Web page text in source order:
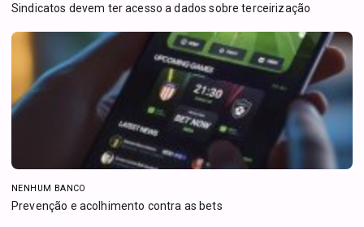
Sindicatos devem ter acesso a dados sobre terceirização
NENHUM BANCO
Prevenção e acolhimento contra as bets